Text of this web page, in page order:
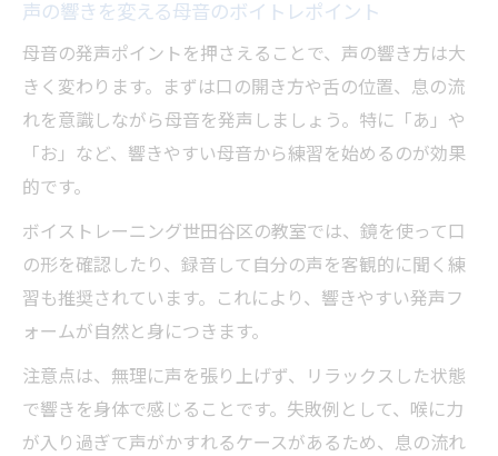
声の響きを変える母音のボイトレポイント
母音の発声ポイントを押さえることで、声の響き方は大
きく変わります。まずは口の開き方や舌の位置、息の流
れを意識しながら母音を発声しましょう。特に「あ」や
「お」など、響きやすい母音から練習を始めるのが効果
的です。
ボイストレーニング世田谷区の教室では、鏡を使って口
の形を確認したり、録音して自分の声を客観的に聞く練
習も推奨されています。これにより、響きやすい発声フ
ォームが自然と身につきます。
注意点は、無理に声を張り上げず、リラックスした状態
で響きを身体で感じることです。失敗例として、喉に力
が入り過ぎて声がかすれるケースがあるため、息の流れ